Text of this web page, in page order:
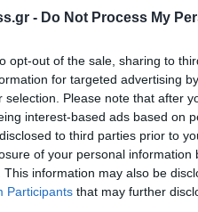
- Do Not Process My
opt-out of the sale, sharing to
for targeted advertising
selection. Please note that after
interest-based ads based on
to third parties prior to
of your personal information
This information may also be
Participants that may further
και άρδευσης,
δουν αύξηση στον
αρκετά ευρώ
στις υπηρεσίες
της κυβέρνησης,
και θα το